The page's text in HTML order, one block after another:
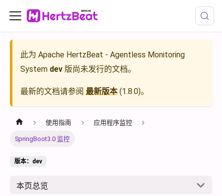
此为 Apache HertzBeat - Agentless Monitoring
System dev 版尚未发行的文档。
最新的文档请参阅 最新版本(1.8.0)。
使用指南 应用程序监控
SpringBoot3.0 监控
版本：dev
本页总览